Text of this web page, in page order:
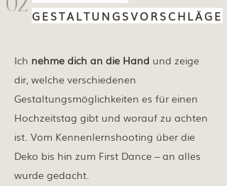
GESTALTUNGSVORSCHLÄGE
Ich nehme dich an die Hand und zeige
dir, welche verschiedenen
Gestaltungsmöglichkeiten es für einen
Hochzeitstag gibt und worauf zu achten
ist. Vom Kennenlernshooting über die
Deko bis hin zum First Dance – an alles
wurde gedacht.